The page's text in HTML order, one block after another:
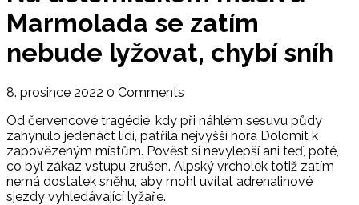
Marmolada se zatím
nebude lyžovat, chybí sníh
8. prosince 2022 0 Comments
Od červencové tragédie, kdy při náhlém sesuvu půdy
zahynulo jedenáct lidí, patřila nejvyšší hora Dolomit k
zapovězeným místům. Pověst si nevylepší ani teď, poté,
co byl zákaz vstupu zrušen. Alpský vrcholek totiž zatím
nemá dostatek sněhu, aby mohl uvítat adrenalinové
sjezdy vyhledávající lyžaře.